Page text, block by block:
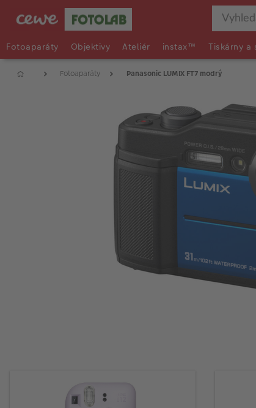
Fotoaparáty Objektivy Ateliér instax™ Tiskárny a
Fotoaparáty Panasonic LUMIX FT7 modrý